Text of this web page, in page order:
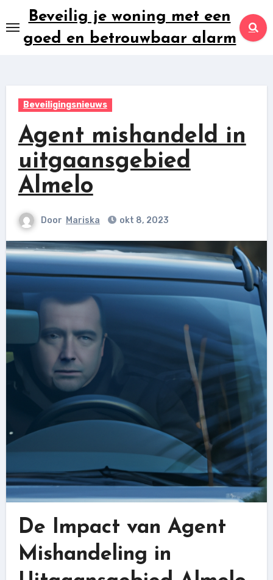
naar
inhoud
Beveilig je woning met een
goed en betrouwbaar alarm
Beveiligingsnieuws
Agent mishandeld in
uitgaansgebied
Almelo
Door Mariska okt 8, 2023
De Impact van Agent
Mishandeling in